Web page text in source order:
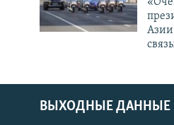
Азии
ВЫХОДНЫЕ ДАННЫЕ